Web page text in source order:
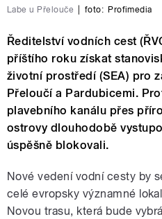
Labe u Přelouče foto: Profimedia
Ředitelství vodních cest
příštího roku získat
životní prostředí (SEA) pro
Přeloučí a Pardubicemi.
plavebního kanálu přes
ostrovy dlouhodobě
úspěšně blokovali.
Nové vedení vodní cesty by
celé evropsky významné
Novou trasu, která bude